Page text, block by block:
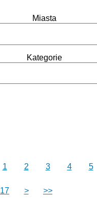
Miasta
Kategorie
1 2 3 4 5
17 > >>